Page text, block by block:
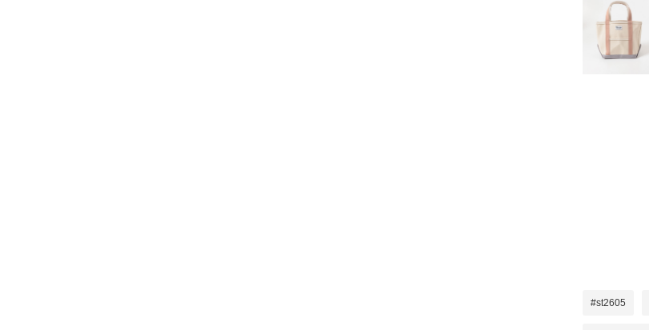
#st2605